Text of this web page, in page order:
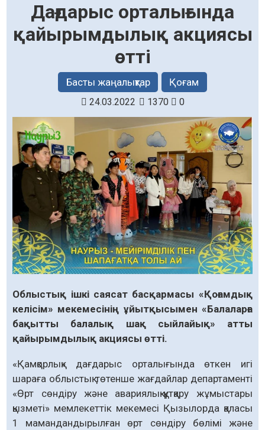
Дағдарыс орталығында
қайырымдылық акциясы
өтті
Басты жаңалықтар Қоғам
24.03.2022 1370 0
Облыстық ішкі саясат басқармасы «Қоғамдық
келісім» мекемесінің ұйытқысымен «Балаларға
бақытты балалық шақ сыйлайық» атты
қайырымдылық акциясы өтті.
«Қамқорлық» дағдарыс орталығында өткен игі
шараға облыстық төтенше жағдайлар департаменті
«Өрт сөндіру және авариялық-құтқару жұмыстары
қызметі» мемлекеттік мекемесі Қызылорда қаласы
1 мамандандырылған өрт сөндіру бөлімі және